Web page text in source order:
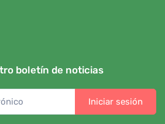
boletín de noticias
Iniciar sesión